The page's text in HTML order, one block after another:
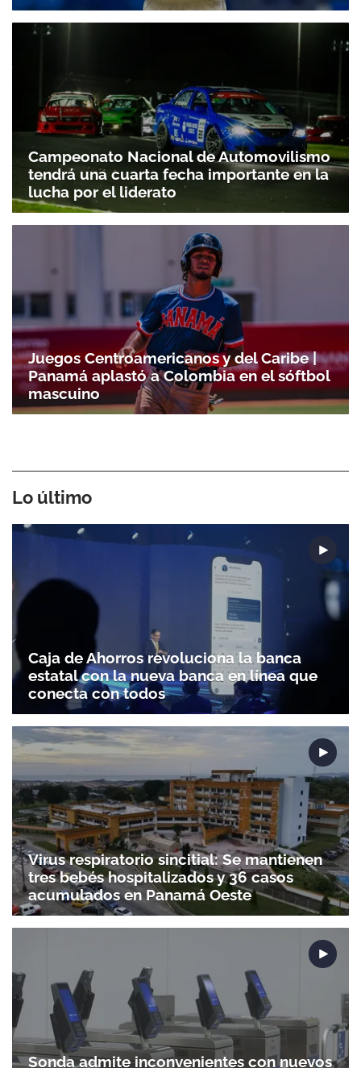
Campeonato Nacional de Automovilismo
tendrá una cuarta fecha importante en la
lucha por el liderato
Juegos Centroamericanos y del Caribe |
Panamá aplastó a Colombia en el sóftbol
mascuino
Lo último
Caja de Ahorros revoluciona la banca
estatal con la nueva banca en línea que
conecta con todos
Virus respiratorio sincitial: Se mantienen
tres bebés hospitalizados y 36 casos
acumulados en Panamá Oeste
Sonda admite inconvenientes con nuevos